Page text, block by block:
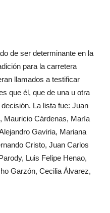
de ser determinante en la
para la carretera
llamados a testificar
que él, que de una u otra
La lista fue: Juan
Mauricio Cárdenas, María
Gaviria, Mariana
Cristo, Juan Carlos
Luis Felipe Henao,
Garzón, Cecilia Álvarez,